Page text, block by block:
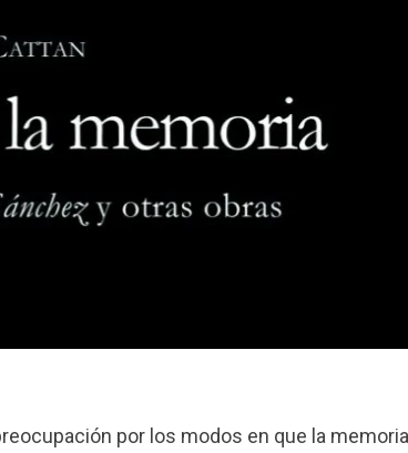
por los modos en que la memoria